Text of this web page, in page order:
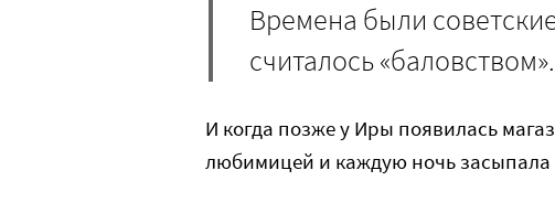
Времена были
считалось «баловством».
И когда позже у Иры появилась
любимицей и каждую ночь засыпала